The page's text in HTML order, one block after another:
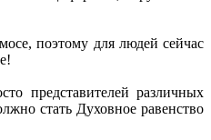
поэтому для людей сейчас
представителей различных
стать Духовное равенство